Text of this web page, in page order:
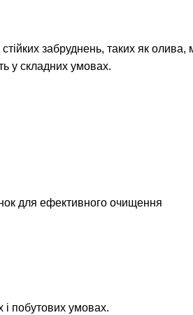
забруднень, таких як
у складних умовах.
для ефективного очищення
побутових умовах.